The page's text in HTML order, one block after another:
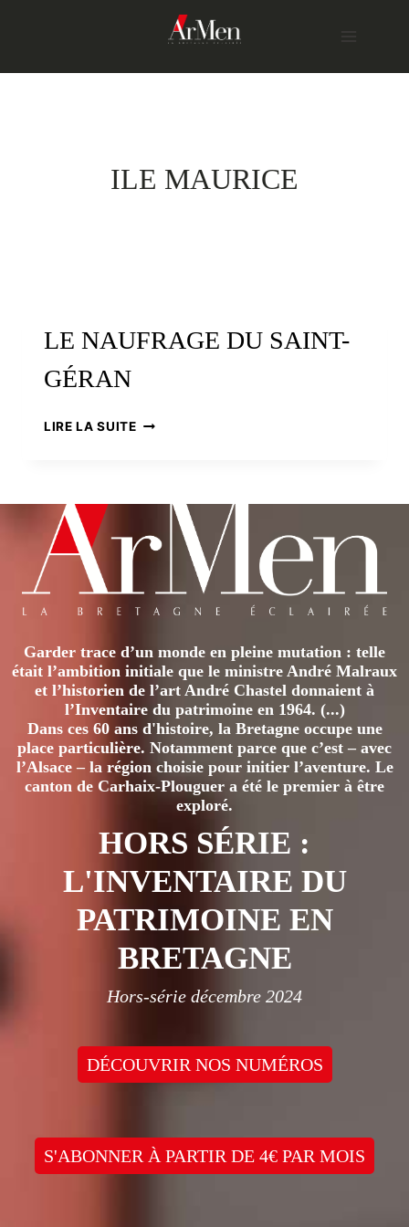
ILE MAURICE
LE NAUFRAGE DU SAINT-
GÉRAN
LIRE LA SUITELE
Garder trace d’un monde en pleine mutation : telle
était l’ambition initiale que le ministre André Malraux
et l’historien de l’art André Chastel donnaient à
l’Inventaire du patrimoine en 1964. (...)
Dans ces 60 ans d'histoire, la Bretagne occupe une
place particulière. Notamment parce que c’est – avec
l’Alsace – la région choisie pour initier l’aventure. Le
canton de Carhaix-Plouguer a été le premier à être
exploré.
HORS SÉRIE :
L'INVENTAIRE DU
PATRIMOINE EN
BRETAGNE
Hors-série décembre 2024
DÉCOUVRIR NOS NUMÉROS
S'ABONNER À PARTIR DE 4€ PAR MOIS